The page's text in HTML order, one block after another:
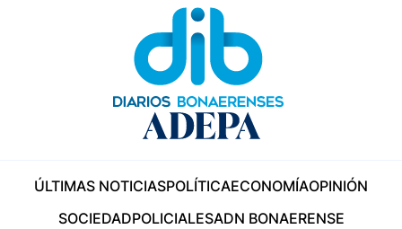
ÚLTIMAS NOTICIASPOLÍTICAECONOMÍAOPINIÓN
SOCIEDADPOLICIALESADN BONAERENSE